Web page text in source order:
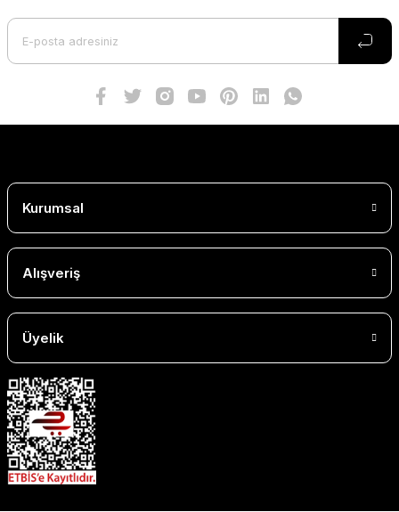
Kurumsal
Alışveriş
Üyelik